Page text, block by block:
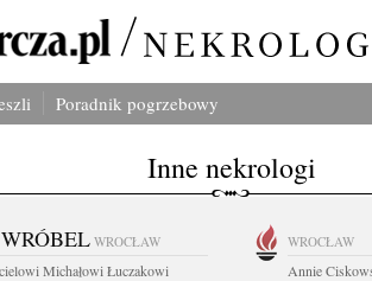
Poradnik pogrzebowy
Inne nekrologi
WROCŁAW
Michałowi Łuczakowi
WROCŁAW
Annie